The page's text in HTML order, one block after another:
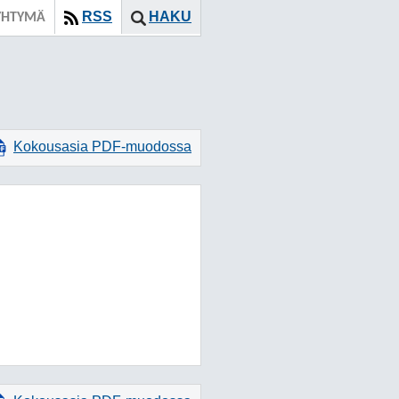
HAKU
RSS
Kokousasia PDF-muodossa